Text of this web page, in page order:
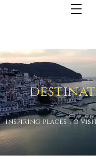
inspiring places to